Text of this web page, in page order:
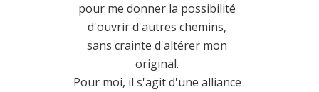
pour me donner la possibilité
d'ouvrir d'autres chemins,
sans crainte d'altérer mon
original.
Pour moi, il s'agit d'une alliance